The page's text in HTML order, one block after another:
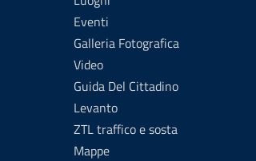
Eventi
Galleria Fotografica
Video
Guida Del Cittadino
Levanto
ZTL traffico e sosta
Mappe